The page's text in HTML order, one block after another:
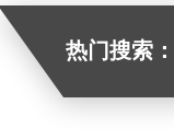
热门搜索：